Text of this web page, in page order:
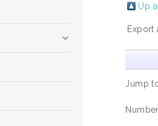
Up
Export
Jump